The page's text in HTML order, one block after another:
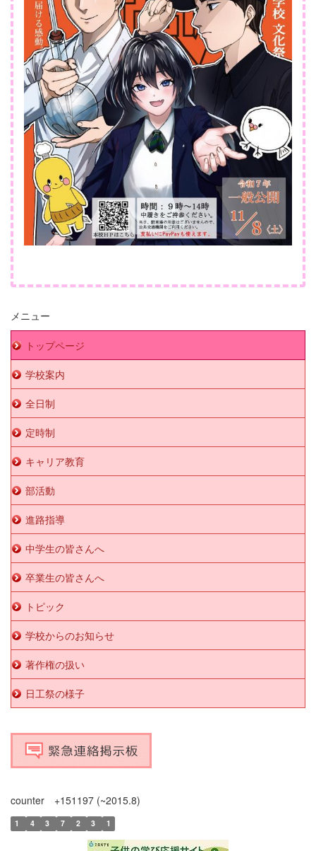
メニュー
トップページ
学校案内
全日制
定時制
キャリア教育
部活動
進路指導
中学生の皆さんへ
卒業生の皆さんへ
トピック
学校からのお知らせ
著作権の扱い
日工祭の様子
counter +151197 (~2015.8)
1 4 3 7 2 3 1